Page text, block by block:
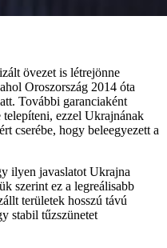
övezet is létrejönne
Oroszország 2014 óta
További garanciaként
telepíteni, ezzel Ukrajnának
cserébe, hogy beleegyezett a
ilyen javaslatot Ukrajna
szerint ez a legreálisabb
területek hosszú távú
stabil tűzszünetet